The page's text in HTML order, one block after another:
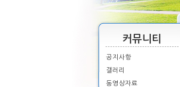
커뮤니티
공지사항
갤러리
동영상자료